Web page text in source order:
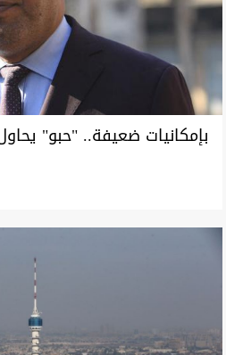
بإمكانيات ضعيفة.. "حبو"